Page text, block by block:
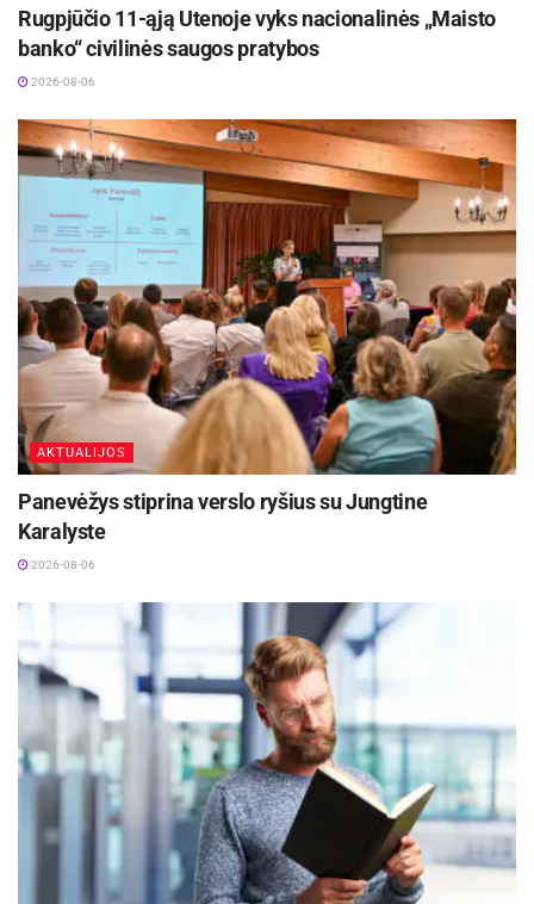
Kviečiama kreiptis!
Pagalba konfidenciali.
Skambinkite:+370 668 21166;
Rašykite: anyksciumoterys@gmail.com
Atvykite: Biliūno g. 7, Anykščiai.
Projekto trukmė: iki 2026-12-31
Anykščių rajono savivaldybė
Rugpjūčio 11-ąją Utenoje vyks nacionalinės „Maisto
banko“ civilinės saugos pratybos
2026-08-06
AKTUALIJOS
Panevėžys stiprina verslo ryšius su Jungtine
Karalyste
2026-08-06